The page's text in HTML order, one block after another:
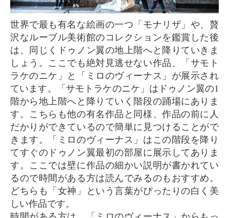
世界で最も有名な絵画の一つ「モナリザ」や、贅
沢なルーブル美術館のコレクションを鑑賞した後
は、同じくドゥノン翼の地上階へと降りていきま
しょう。ここでも絶対見逃せない作品、「サモト
ラケのニケ」と「ミロのヴィーナス」が展示され
ています。「サモトラケのニケ」はドゥノン翼の1
階から地上階へと降りていく階段の踊場にありま
す。こちらも他の有名作品と同様、作品の前に人
だかりができているので簡単に見つけることがで
きます。「ミロのヴィーナス」はこの階段を降り
てすぐのドゥノン翼最初の部屋に展示してありま
す。ここでは壁に作品の細かい説明が書かれてい
るので時間がある方は読んでみるのもおすすめ。
どちらも「女神」という言葉がぴったりの白く美
しい作品です。